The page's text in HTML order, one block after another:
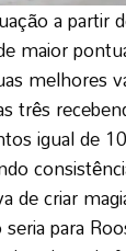
a partir
maior
melhores
três
igual de
de criar
para